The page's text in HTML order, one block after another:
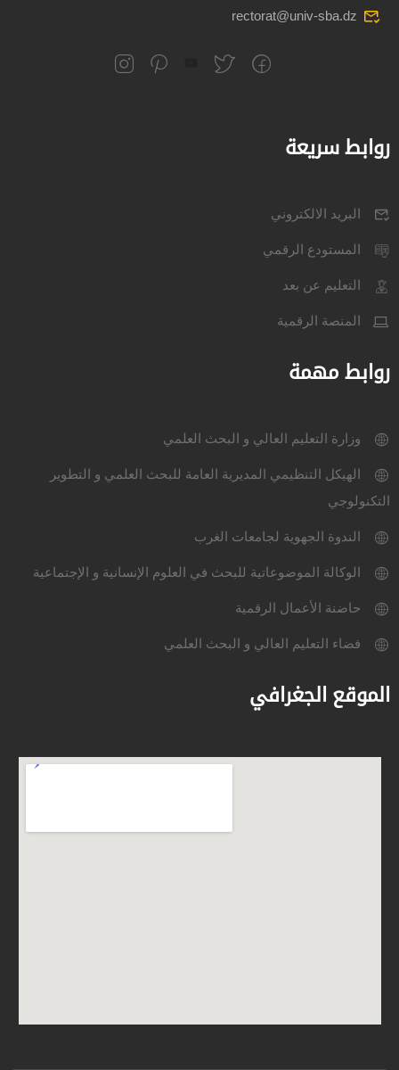
rectorat@univ-sba.dz
روابط سريعة
البريد الالكتروني
المستودع الرقمي
التعليم عن بعد
المنصة الرقمية
روابط مهمة
وزارة التعليم العالي و البحث العلمي
الهيكل التنظيمي المديرية العامة للبحث العلمي و التطوير
التكنولوجي
الندوة الجهوية لجامعات الغرب
الوكالة الموضوعاتية للبحث في العلوم الإنسانية و الإجتماعية
حاضنة الأعمال الرقمية
فضاء التعليم العالي و البحث العلمي
الموقع الجغرافي